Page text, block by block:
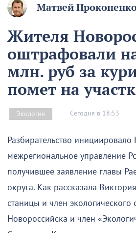
Матвей
Жителя
оштрафовали
млн. руб за
помет на
Экология Сегодня в 18:53
Разбирательство
межрегиональное управление
получившее заявление главы
округа. Как рассказала
станицы и член экологического
Новороссийска и член